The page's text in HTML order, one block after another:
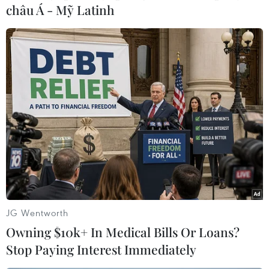
#Ngày quốc tế Yoga #Yoga #sức khỏe cộng đồng
Theo dõi VietnamPlus
TIN LIÊN QUAN
châu Á - Mỹ Latinh
JG Wentworth
Owning $10k+ In Medical Bills Or Loans?
Stop Paying Interest Immediately